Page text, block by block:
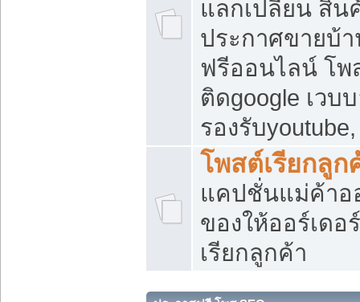
แลกเปลี่ยน สิน
ประกาศขายบ้
ฟรีออนไลน์ โพ
ติดgoogle เวบ
รองรับ
โพสต์เรียกลูก
แคปชั่นแม่ค้าอ
ของให้ออร์เดอ
เรียกลูกค้า